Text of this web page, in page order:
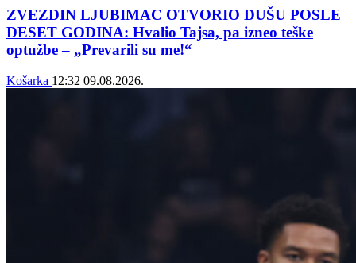
ZVEZDIN LJUBIMAC OTVORIO DUŠU POSLE
DESET GODINA: Hvalio Tajsa, pa izneo teške
optužbe – „Prevarili su me!“
Košarka 12:32 09.08.2026.